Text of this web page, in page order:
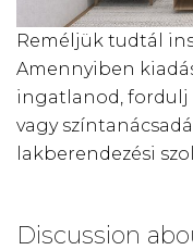
Reméljük tudtál
Amennyiben
ingatlanod, fordulj
vagy
lakberendezési
Discussion